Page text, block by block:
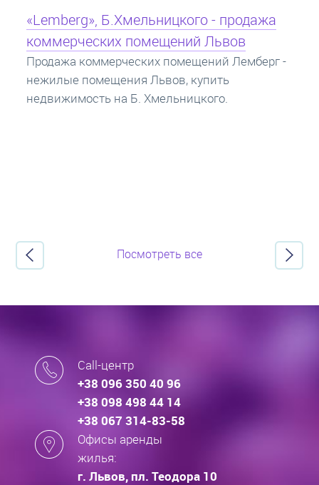
Кредит под залог недвижимости:
ипотека
Ипотека на квартиру - кредит на жилье под
залог недвижимости. Купить в ипотеку - что
нужно знать? Консультация от Экспертов об
Посмотреть все
Call-центр
+38 096 350 40 96
+38 098 498 44 14
+38 067 314-83-58
Офисы аренды
жилья:
г. Львов, пл. Теодора 10